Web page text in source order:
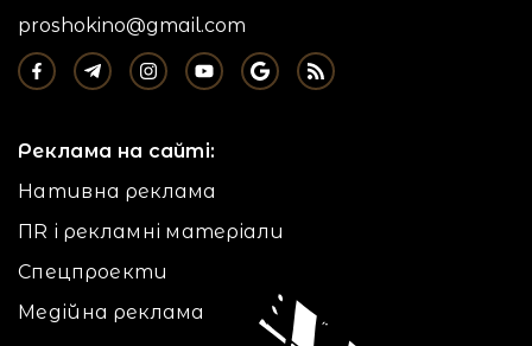
proshokino@gmail.com
Реклама на сайті:
Нативна реклама
ПR і рекламні матеріали
Спецпроекти
Медійна реклама